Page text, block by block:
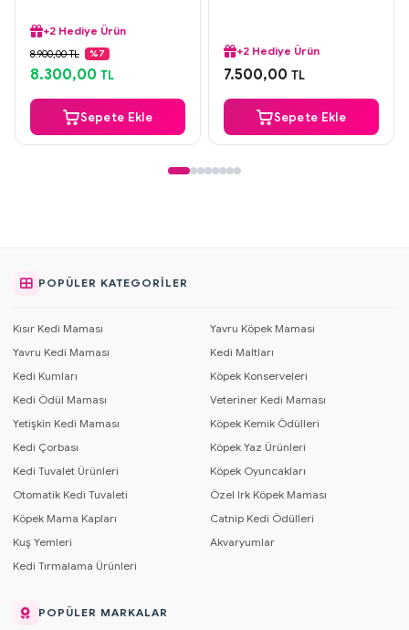
Aynı Gün Kargo
Orijinal Ürün
Güvenli Ödeme
8.900,00 TL %7
8.300,00 TL
Sepete Ekle
Aynı Gün Kargo
Orijinal Ürün
+2 Hediye Ürün
7.500,00 TL
Sepete Ekle
POPÜLER KATEGORILER
Kısır Kedi Maması
Yavru Köpek Maması
Yavru Kedi Maması
Kedi Maltları
Kedi Kumları
Köpek Konserveleri
Kedi Ödül Maması
Veteriner Kedi Maması
Yetişkin Kedi Maması
Köpek Kemik Ödülleri
Kedi Çorbası
Köpek Yaz Ürünleri
Kedi Tuvalet Ürünleri
Köpek Oyuncakları
Otomatik Kedi Tuvaleti
Özel Irk Köpek Maması
Köpek Mama Kapları
Catnip Kedi Ödülleri
Kuş Yemleri
Akvaryumlar
Kedi Tırmalama Ürünleri
POPÜLER MARKALAR